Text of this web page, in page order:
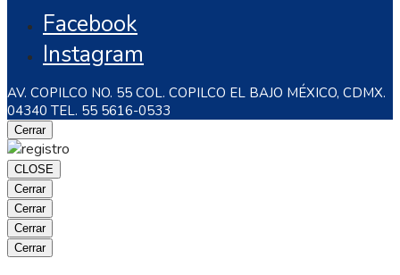
Facebook
Instagram
AV. COPILCO NO. 55 COL. COPILCO EL BAJO MÉXICO, CDMX.
04340 TEL. 55 5616-0533
Cerrar
CLOSE
Cerrar
Cerrar
Cerrar
Cerrar